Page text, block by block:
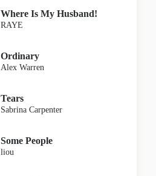
Where Is My Husband!
RAYE
Ordinary
Alex Warren
Tears
Sabrina Carpenter
Some People
liou